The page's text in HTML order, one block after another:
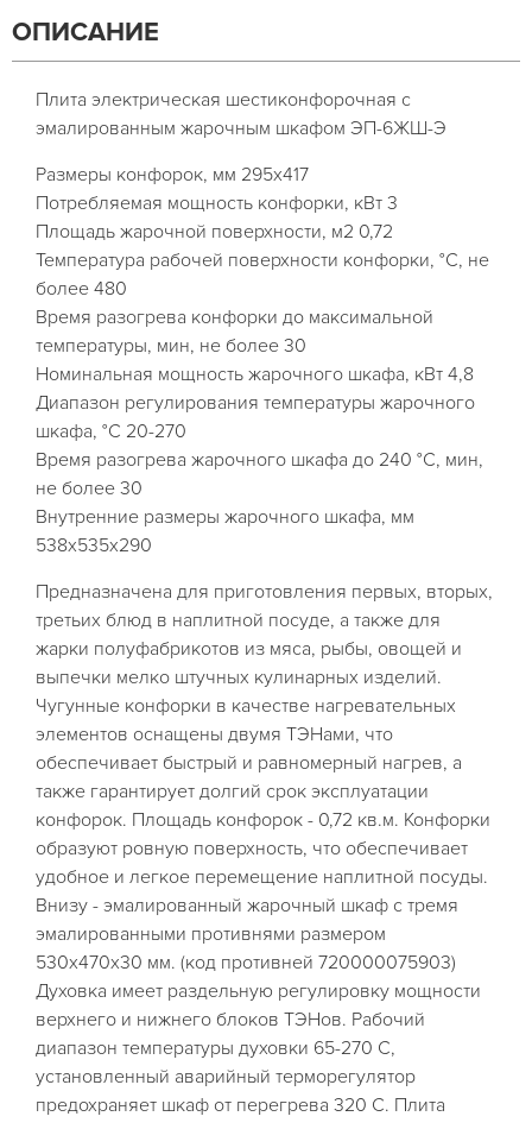
ОПИСАНИЕ
Плита электрическая шестиконфорочная с
эмалированным жарочным шкафом ЭП-6ЖШ-Э
Размеры конфорок, мм 295x417
Потребляемая мощность конфорки, кВт 3
Площадь жарочной поверхности, м2 0,72
Температура рабочей поверхности конфорки, °C, не
более 480
Время разогрева конфорки до максимальной
температуры, мин, не более 30
Номинальная мощность жарочного шкафа, кВт 4,8
Диапазон регулирования температуры жарочного
шкафа, °C 20-270
Время разогрева жарочного шкафа до 240 °C, мин,
не более 30
Внутренние размеры жарочного шкафа, мм
538x535x290
Предназначена для приготовления первых, вторых,
третьих блюд в наплитной посуде, а также для
жарки полуфабрикотов из мяса, рыбы, овощей и
выпечки мелко штучных кулинарных изделий.
Чугунные конфорки в качестве нагревательных
элементов оснащены двумя ТЭНами, что
обеспечивает быстрый и равномерный нагрев, а
также гарантирует долгий срок эксплуатации
конфорок. Площадь конфорок - 0,72 кв.м. Конфорки
образуют ровную поверхность, что обеспечивает
удобное и легкое перемещение наплитной посуды.
Внизу - эмалированный жарочный шкаф с тремя
эмалированными противнями размером
530х470х30 мм. (код противней 720000075903)
Духовка имеет раздельную регулировку мощности
верхнего и нижнего блоков ТЭНов. Рабочий
диапазон температуры духовки 65-270 С,
установленный аварийный терморегулятор
предохраняет шкаф от перегрева 320 С. Плита